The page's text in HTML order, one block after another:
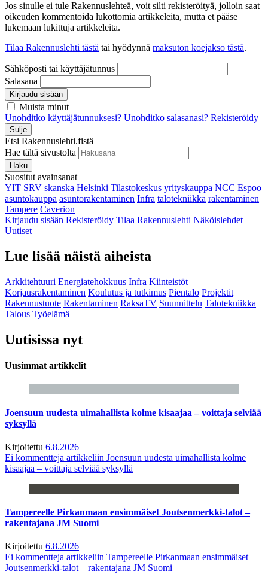
Jos sinulle ei tule Rakennuslehteä, voit silti rekisteröityä, jolloin saat
oikeuden kommentoida lukottomia artikkeleita, mutta et pääse
lukemaan lukittuja artikkeleita.
Tilaa Rakennuslehti tästä tai hyödynnä maksuton koejakso tästä.
Sähköposti tai käyttäjätunnus
Salasana
Kirjaudu sisään
Muista minut
Unohditko käyttäjätunnuksesi? Unohditko salasanasi? Rekisteröidy
Sulje
Etsi Rakennuslehti.fistä
Hae tältä sivustolta
Haku
Suositut avainsanat
YIT SRV skanska Helsinki Tilastokeskus yrityskauppa NCC Espoo
asuntokauppa asuntorakentaminen Infra talotekniikka rakentaminen
Tampere Caverion
Kirjaudu sisään Rekisteröidy Tilaa Rakennuslehti Näköislehdet
Uutiset
Lue lisää näistä aiheista
Arkkitehtuuri Energiatehokkuus Infra Kiinteistöt
Korjausrakentaminen Koulutus ja tutkimus Pientalo Projektit
Rakennustuote Rakentaminen RaksaTV Suunnittelu Talotekniikka
Talous Työelämä
Uutisissa nyt
Uusimmat artikkelit
Joensuun uudesta uimahallista kolme kisaajaa – voittaja selviää
syksyllä
Kirjoitettu 6.8.2026
Ei kommentteja artikkeliin Joensuun uudesta uimahallista kolme
kisaajaa – voittaja selviää syksyllä
Tampereelle Pirkanmaan ensimmäiset Joutsenmerkki-talot –
rakentajana JM Suomi
Kirjoitettu 6.8.2026
Ei kommentteja artikkeliin Tampereelle Pirkanmaan ensimmäiset
Joutsenmerkki-talot – rakentajana JM Suomi